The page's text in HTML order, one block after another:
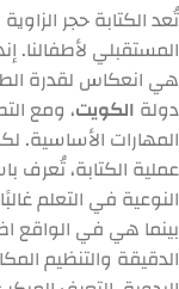
تُعد الكتابة حجر
المستقبلي لأطفالنا.
هي انعكاس لقدرة
دولة الكويت، ومع
المهارات الأساسية.
عملية الكتابة، تُعرف
النوعية في التعلم
بينما هي في الواقع
الدقيقة والتنظيم